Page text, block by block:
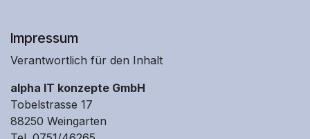
Impressum
Verantwortlich für den Inhalt
alpha IT konzepte GmbH
Tobelstrasse 17
88250 Weingarten